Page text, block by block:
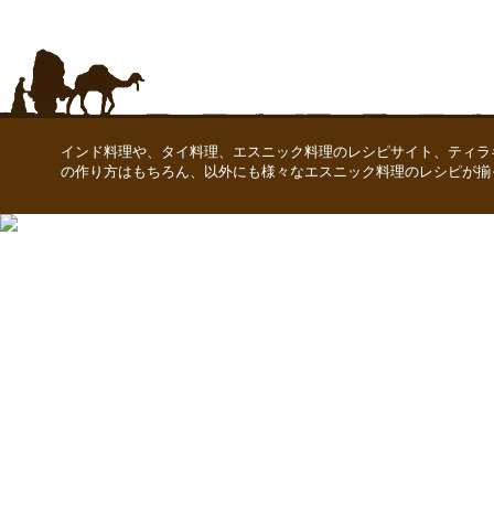
インド料理や、タイ料理、エスニック料理のレシピサイト、ティ
の作り方はもちろん、以外にも様々なエスニック料理のレシピが